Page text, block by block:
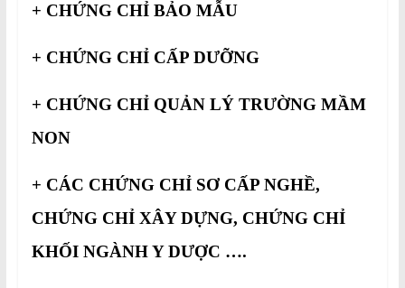
+ CHỨNG CHỈ BẢO MẪU
+ CHỨNG CHỈ CẤP DƯỠNG
+ CHỨNG CHỈ QUẢN LÝ TRƯỜNG MẦM
NON
+ CÁC CHỨNG CHỈ SƠ CẤP NGHỀ,
CHỨNG CHỈ XÂY DỰNG, CHỨNG CHỈ
KHỐI NGÀNH Y DƯỢC ….